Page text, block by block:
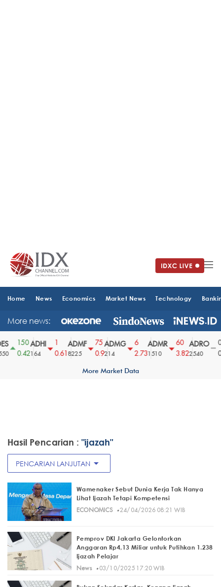
Home News Economics Market News Technology
More news:
150
0.42
ADHI
164
0.61
ADMF
8225
75
0.9
ADMG
214
2.73
ADMR
1510
60
3.82
ADRO
2540
More Market Data
Hasil Pencarian : "ijazah"
PENCARIAN LANJUTAN arrow_drop_down
Wamenaker Sebut Dunia Kerja Tak Hanya
Lihat Ijazah Tetapi Kompetensi
ECONOMICS· 24/04/2026 08:21 WIB
Pemprov DKI Jakarta Gelontorkan
Anggaran Rp4,13 Miliar untuk Putihkan 1.238
Ijazah Pelajar
News· 03/10/2025 17:20 WIB